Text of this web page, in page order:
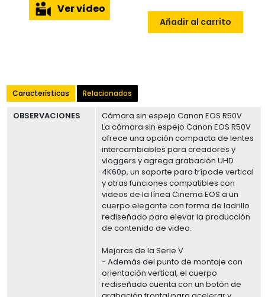
Ver vídeo
Añadir al carrito
Características Relacionados
OBSERVACIONES
Cámara sin espejo Canon EOS R50V
La cámara sin espejo Canon EOS R50V
ofrece una opción compacta de lentes
intercambiables para creadores y
vloggers y agrega grabación UHD
4K60p, un soporte para trípode vertical
y otras funciones compatibles con
videos de la línea Cinema EOS a un
cuerpo elegante con forma de ladrillo
rediseñado para elevar la producción
de contenido de video.
Mejoras de la Serie V
- Además del punto de montaje con
orientación vertical, el cuerpo
rediseñado cuenta con un botón de